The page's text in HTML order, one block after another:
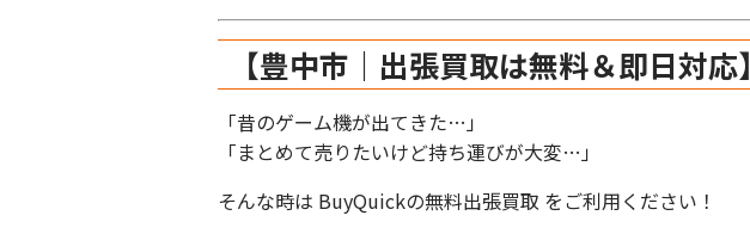
【豊中市｜出張買取は無料＆即日対応】
「昔のゲーム機が出てきた…」
「まとめて売りたいけど持ち運びが大変…」
そんな時は BuyQuickの無料出張買取 をご利用ください！